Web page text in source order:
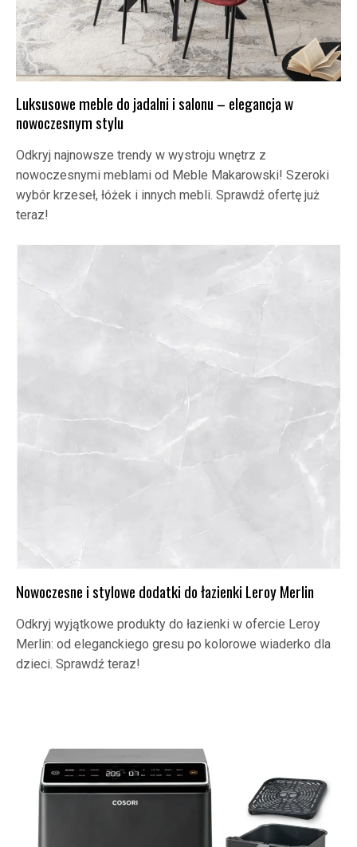
Luksusowe meble do jadalni i salonu – elegancja w
nowoczesnym stylu
Odkryj najnowsze trendy w wystroju wnętrz z
nowoczesnymi meblami od Meble Makarowski! Szeroki
wybór krzeseł, łóżek i innych mebli. Sprawdź ofertę już
teraz!
Nowoczesne i stylowe dodatki do łazienki Leroy Merlin
Odkryj wyjątkowe produkty do łazienki w ofercie Leroy
Merlin: od eleganckiego gresu po kolorowe wiaderko dla
dzieci. Sprawdź teraz!